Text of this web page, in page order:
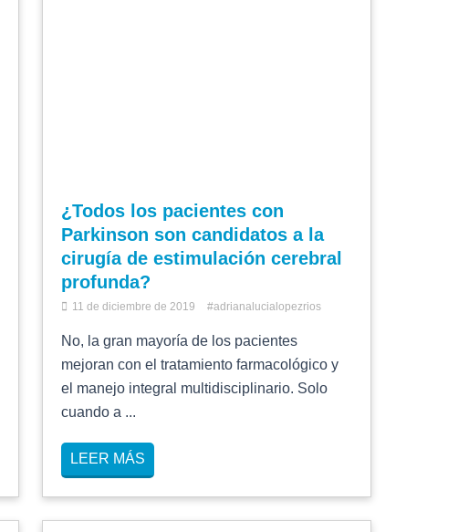
¿Todos los pacientes con
Parkinson son candidatos a la
cirugía de estimulación cerebral
profunda?
11 de diciembre de 2019 #adrianalucialopezrios
No, la gran mayoría de los pacientes
mejoran con el tratamiento farmacológico y
el manejo integral multidisciplinario. Solo
cuando a ...
LEER MÁS